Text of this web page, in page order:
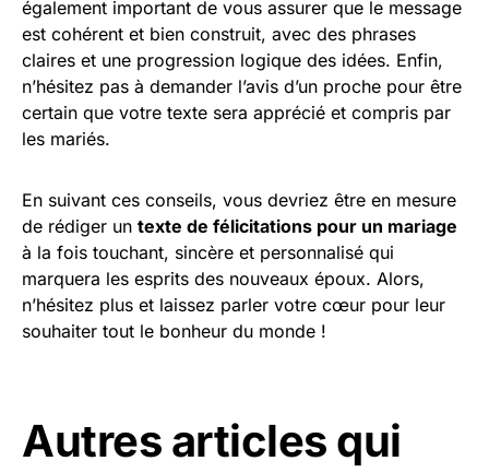
également important de vous assurer que le message
est cohérent et bien construit, avec des phrases
claires et une progression logique des idées. Enfin,
n’hésitez pas à demander l’avis d’un proche pour être
certain que votre texte sera apprécié et compris par
les mariés.
En suivant ces conseils, vous devriez être en mesure
de rédiger un texte de félicitations pour un mariage
à la fois touchant, sincère et personnalisé qui
marquera les esprits des nouveaux époux. Alors,
n’hésitez plus et laissez parler votre cœur pour leur
souhaiter tout le bonheur du monde !
Autres articles qui